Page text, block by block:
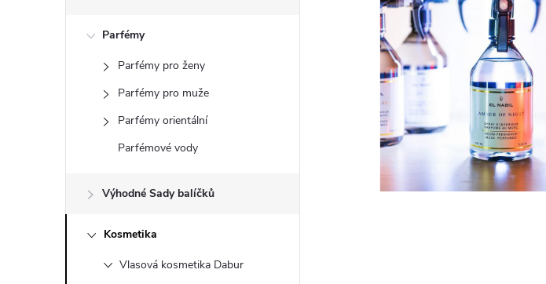
n
Parfémy
Parfémy pro ženy
Parfémy pro muže
Parfémy orientální
Parfémové vody
Výhodné Sady balíčků
Kosmetika
Vlasová kosmetika Dabur